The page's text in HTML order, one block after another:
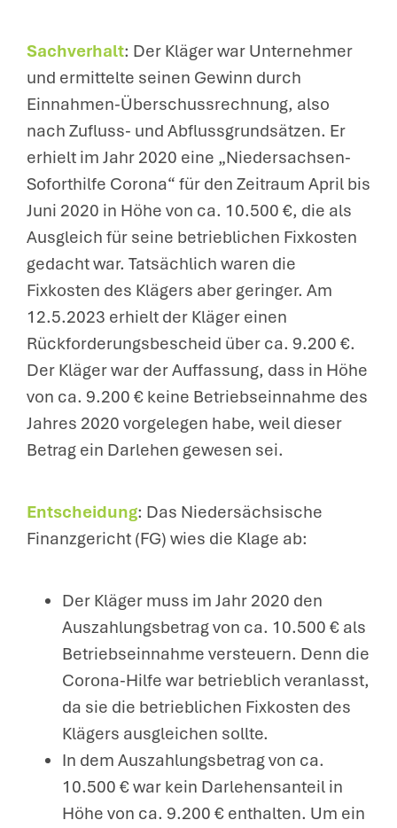
Sachverhalt: Der Kläger war Unternehmer
und ermittelte seinen Gewinn durch
Einnahmen-Überschussrechnung, also
nach Zufluss- und Abflussgrundsätzen. Er
erhielt im Jahr 2020 eine „Niedersachsen-
Soforthilfe Corona“ für den Zeitraum April bis
Juni 2020 in Höhe von ca. 10.500 €, die als
Ausgleich für seine betrieblichen Fixkosten
gedacht war. Tatsächlich waren die
Fixkosten des Klägers aber geringer. Am
12.5.2023 erhielt der Kläger einen
Rückforderungsbescheid über ca. 9.200 €.
Der Kläger war der Auffassung, dass in Höhe
von ca. 9.200 € keine Betriebseinnahme des
Jahres 2020 vorgelegen habe, weil dieser
Betrag ein Darlehen gewesen sei.
Entscheidung: Das Niedersächsische
Finanzgericht (FG) wies die Klage ab:
Der Kläger muss im Jahr 2020 den
Auszahlungsbetrag von ca. 10.500 € als
Betriebseinnahme versteuern. Denn die
Corona-Hilfe war betrieblich veranlasst,
da sie die betrieblichen Fixkosten des
Klägers ausgleichen sollte.
In dem Auszahlungsbetrag von ca.
10.500 € war kein Darlehensanteil in
Höhe von ca. 9.200 € enthalten. Um ein